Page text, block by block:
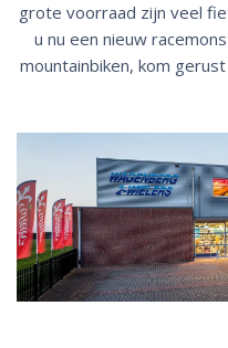
grote voorraad zijn veel
u nu een nieuw
mountainbiken, kom